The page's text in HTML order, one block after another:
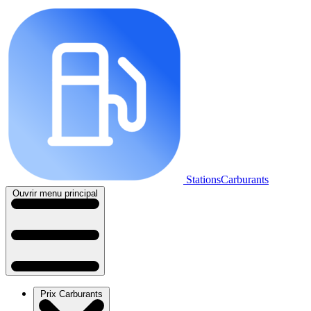
StationsCarburants
Ouvrir menu principal
Prix Carburants